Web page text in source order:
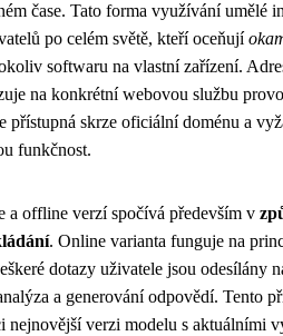
čase. Tato forma využívání umělé
po celém světě, kteří oceňují
softwaru na vlastní zařízení.
na konkrétní webovou službu
přístupná skrze oficiální doménu a
funkčnost.
a offline verzí spočívá především v
. Online varianta funguje na
dotazy uživatele jsou odesílány
a generování odpovědí. Tento
nejnovější verzi modelu s aktuálními